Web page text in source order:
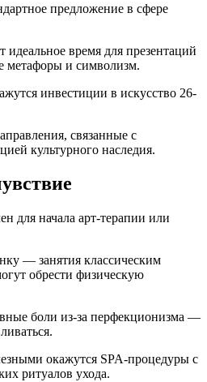
предложение в сфере
идеальное время для презентаций
метафоры и символизм.
инвестиции в искусство 26-
связанные с
культурного наследия.
для начала арт-терапии или
— занятия классическим
обрести физическую
боли из-за перфекционизма —
окажутся SPA-процедуры с
ритуалов ухода.